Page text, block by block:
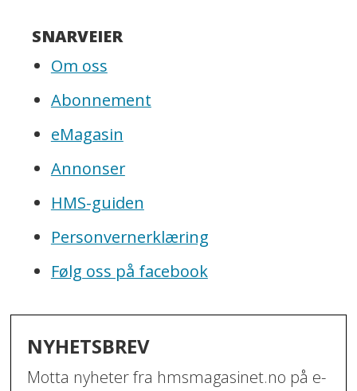
SNARVEIER
Om oss
Abonnement
eMagasin
Annonser
HMS-guiden
Personvernerklæring
Følg oss på facebook
NYHETSBREV
Motta nyheter fra hmsmagasinet.no på e-